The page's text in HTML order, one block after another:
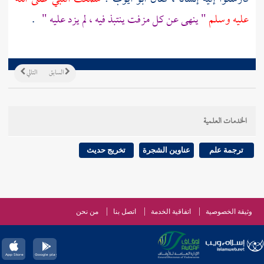
عليه وسلم" ينهى عن كل مزفت ينتبذ فيه ، لم يزد عليه " .
التالي السابق
الخدمات العلمية
ترجمة علم عناوين الشجرة تخريج حديث
وثيقة الخصوصية اتفاقية الخدمة اتصل بنا من نحن